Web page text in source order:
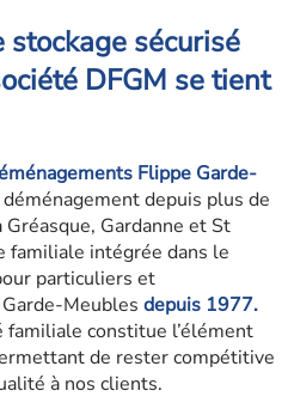
stockage sécurisé
DFGM se tient
Flippe Garde-
depuis plus de
Gardanne et St
familiale intégrée dans le
particuliers et
Meubles depuis 1977.
familiale constitue l’élément
de rester compétitive
à nos clients.